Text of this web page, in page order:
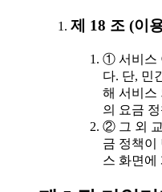
제 18 조 (이
① 서비스
다. 단, 민
해 서비스
의 요금
② 그 외
금 정책이
스 화면에